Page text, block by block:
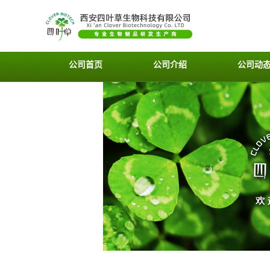
公司首页 公司介绍 公司动